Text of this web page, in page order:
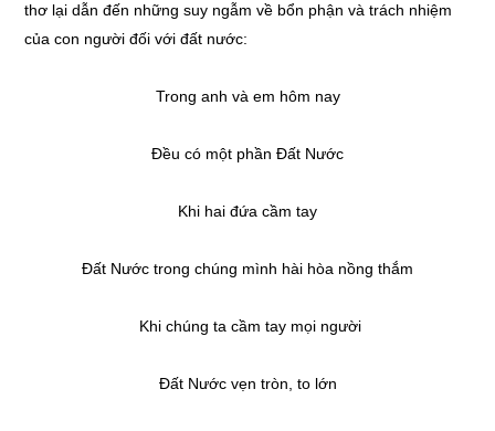
thơ lại dẫn đến những suy ngẫm về bổn phận và trách nhiệm
của con người đối với đất nước:
Trong anh và em hôm nay
Đều có một phần Đất Nước
Khi hai đứa cầm tay
Đất Nước trong chúng mình hài hòa nồng thắm
Khi chúng ta cầm tay mọi người
Đất Nước vẹn tròn, to lớn